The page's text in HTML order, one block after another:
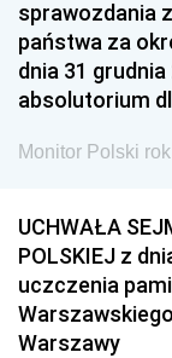
1951
1948
1939
sprawozdania
państwa za
dnia 31
absolutorium
Monitor Polski
UCHWAŁA
POLSKIEJ z
uczczenia
Warszawy